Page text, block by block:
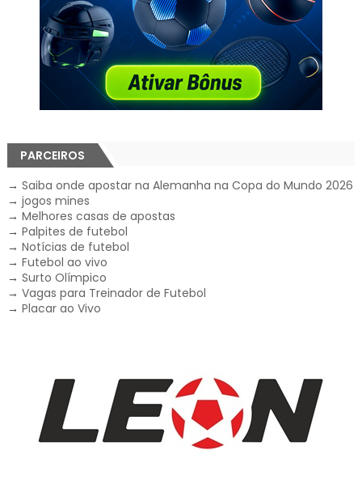
PARCEIROS
→ Saiba onde apostar na Alemanha na Copa do Mundo 2026
→ jogos mines
→ Melhores casas de apostas
→ Palpites de futebol
→ Notícias de futebol
→ Futebol ao vivo
→ Surto Olímpico
→ Vagas para Treinador de Futebol
→ Placar ao Vivo